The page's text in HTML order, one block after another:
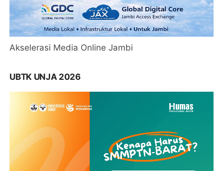
Akselerasi Media Online Jambi
UBTK UNJA 2026